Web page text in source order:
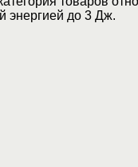
энергией до 3 Дж.